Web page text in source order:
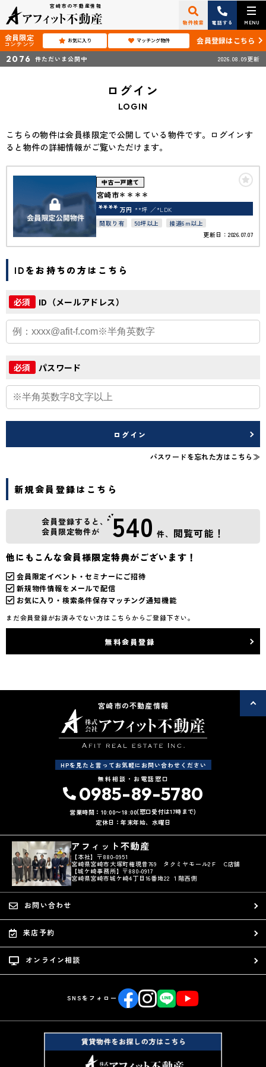
宮崎市の不動産情報
物件検索 電話する MENU
会員限定
コンテンツ お気に入り マッチング物件 会員登録はこちら
2076 件ただいま公開中 2026.08.09更新
ログイン
LOGIN
こちらの物件は会員様限定で公開している物件です。ログインす
ると物件の詳細情報がご覧いただけます。
中古一戸建て
宮崎市＊＊＊＊
**** 万円 **坪
*LDK
間取り有
50坪以上
接道6ｍ以上
更新日：2026.07.07
IDをお持ちの方はこちら
必須 ID（メールアドレス）
必須 パスワード
ログイン
パスワードを忘れた方はこちら≫
新規会員登録はこちら
会員登録すると、
会員限定物件が
540 件、 閲覧可能！
他にもこんな会員様限定特典がございます！
会員限定イベント・セミナーにご招待
新規物件情報をメールで配信
お気に入り・検索条件保存マッチング通知機能
まだ会員登録がお済みでない方はこちらからご登録下さい。
無料会員登録
宮崎市の不動産情報
HPを見たと言ってお気軽にお問い合わせください
無料相談・お電話窓口
0985-89-5780
営業時間：10:00〜18:00(窓口受付は17時まで)
定休日：年末年始、水曜日
アフィット不動産
【本社】〒880-0951
宮崎県宮崎市大塚町権現昔769 タクミヤモール2Ｆ C店舗
【城ケ崎事務所】〒880-0917
宮崎県宮崎市城ケ崎4丁目16番地22 １階西側
お問い合わせ
来店予約
オンライン相談
SNSをフォロー